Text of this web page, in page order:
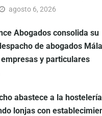
agosto 6, 2026
Abogados consolida su
de abogados
y particulares
abastece a la
lonjas con